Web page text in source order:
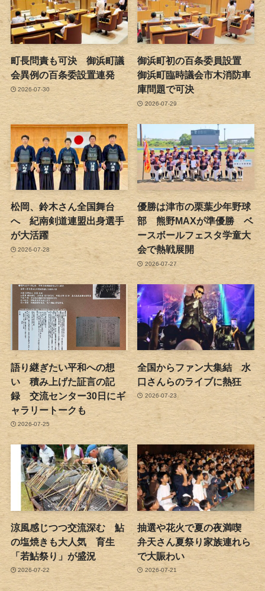
町長問責も可決 御浜町議
会異例の百条委設置連発
2026-07-30
御浜町初の百条委員設置
御浜町臨時議会市木消防車
庫問題で可決
2026-07-29
松岡、鈴木さん全国舞台
へ 紀南剣道連盟出身選手
が大活躍
2026-07-28
優勝は津市の栗葉少年野球
部 熊野MAXが準優勝 ベ
ースボールフェスタ学童大
会で熱戦展開
2026-07-27
語り継ぎたい平和への想
い 積み上げた証言の記
録 交流センター30日にギ
ャラリートークも
2026-07-25
全国からファン大集結 水
口さんらのライブに熱狂
2026-07-23
涼風感じつつ交流深む 鮎
の塩焼きも大人気 育生
「若鮎祭り」が盛況
2026-07-22
抽選や花火で夏の夜満喫
弁天さん夏祭り家族連れら
で大賑わい
2026-07-21